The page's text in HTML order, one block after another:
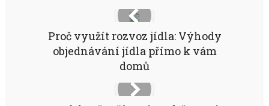
Proč využít rozvoz jídla: Výhody
objednávání jídla přímo k vám
domů